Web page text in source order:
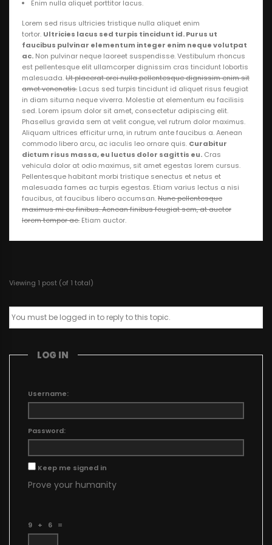
Enim nulla aliquet porttitor lacus.
Lorem sed risus ultricies tristique nulla aliquet enim
tortor. Ultricies lacus sed turpis tincidunt id. Purus ut
faucibus pulvinar elementum integer enim neque volutpat
ac.Non pulvinar neque laoreet suspendisse. Vestibulum rhoncus
est pellentesque elit ullamcorper dignissim cras tincidunt lobortis
malesuada.Ut placerat orci nulla pellentesque dignissim enim sit
amet venenatis.Lacus sed turpis tincidunt id aliquet risus feugiat
in diam siturna neque viverra. Molestie at elementum eu facilisis
sed. Lorem ipsum dolor sit amet, consectetur adipiscing elit.
Phasellus gravida sem at velit congue, vel rutrum dolor maximus.
Aliquam ultrices efficitur urna, in rutrum ante faucibus a. Aenean
commodo libero arcu, ac iaculis leo ornare quis. Curabitur
dictum risus massa, eu luctus dolor sagittis eu.Cras
vehicula dolor at odio maximus, sit amet egestas lorem cursus.
Pellentesque habitant morbi tristique senectus et netus et
malesuada fames ac turpis egestas. Etiam varius lectus a nisi
faucibus, at faucibus libero accumsan.Nunc pellentesque
maximus mi eu finibus. Aenean finibus feugiat sem, at auctor
lorem tempor ac.Etiam auctor.
Viewing 1 post (of 1 total)
You must be logged in to reply to this topic.
LOG IN
Username:
Password:
Keep me signed in
Prove your humanity
9 + 6 =